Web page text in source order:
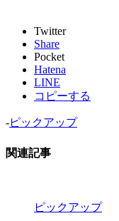
Twitter
Share
Pocket
Hatena
LINE
コピーする
-ピックアップ
関連記事
ピックアップ